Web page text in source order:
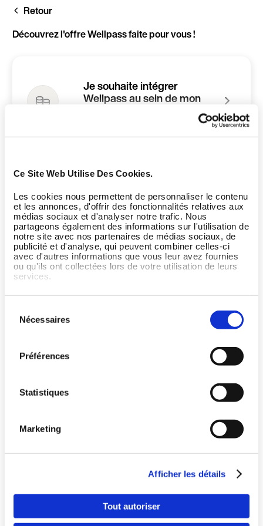
Ce Site Web Utilise Des Cookies.
Les cookies nous permettent de personnaliser le contenu
et les annonces, d'offrir des fonctionnalités relatives aux
médias sociaux et d'analyser notre trafic. Nous
partageons également des informations sur l'utilisation de
notre site avec nos partenaires de médias sociaux, de
publicité et d'analyse, qui peuvent combiner celles-ci
avec d'autres informations que vous leur avez fournies
ou qu'ils ont collectées lors de votre utilisation de leurs
services.
Nécessaires
Préférences
Statistiques
Marketing
Afficher les détails
Tout autoriser
Aller
principal
Retour
Découvrez l'offre Wellpass faite pour vous !
Je souhaite intégrer
Wellpass au sein de mon
Je suis gérant d'une
infrastructure sport et/ou
bien-être
J'ai une question ou j'ai
concerne Wellpass
Langue